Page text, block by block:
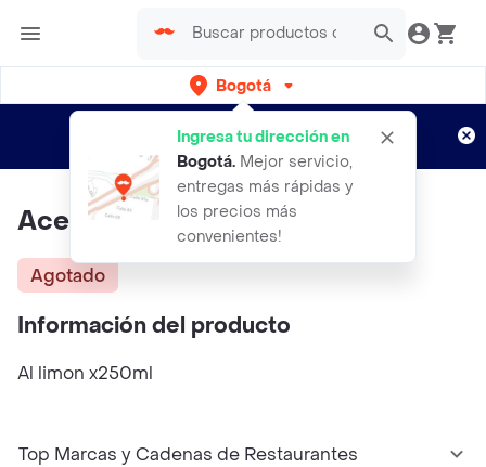
Bogotá
Ingresa tu dirección en
Bogotá. Mejor servicio,
entregas más rápidas y
los precios más
convenientes!
envíos gratis por semanas
Aplican TyC
Aceite De Oliva Galantino
Agotado
Información del producto
Al limon x250ml
Top Marcas y Cadenas de Restaurantes